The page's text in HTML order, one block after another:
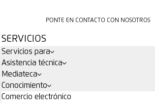
PONTE EN CONTACTO CON NOSOTROS
SERVICIOS
Servicios para
Asistencia técnica
Mediateca
Conocimiento
Comercio electrónico